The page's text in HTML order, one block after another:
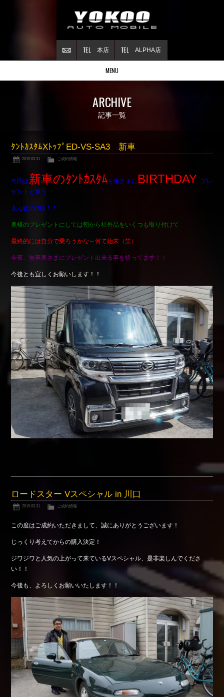
ALPHA店
本店
MENU
NSXについて
Reflesh Plan
整備・修理・カスタム例
Trade in
Blog
公式ブログ
Shop info.
会社概要
ARCHIVE
記事一覧
ﾀﾝﾄｶｽﾀﾑXﾄｯﾌﾟED-VS-SA3 新車
2019.03.31 ご成約情報
今回は新車のﾀﾝﾄｶｽﾀﾑを奥さまに BIRTHDAY プレ
ゼントと言う
太っ腹のO様！！
奥様のプレゼントにしては朝から社外品をいくつも取り付けて
最終的には自分で乗ろうかな～何て始末（笑）
今夜、無事奥さまにプレゼント出来る事を祈ってます！！
今後とも宜しくお願いします！！
ロードスター Vスペシャル in 川口
2019.03.31 ご成約情報
この度はご成約いただきまして、誠にありがとうございます！
じっくり考えてからの購入決定！
ジワジワと人気の上がって来ているVスペシャル、是非楽しんでくださ
い！！
今後も、よろしくお願いいたします！！